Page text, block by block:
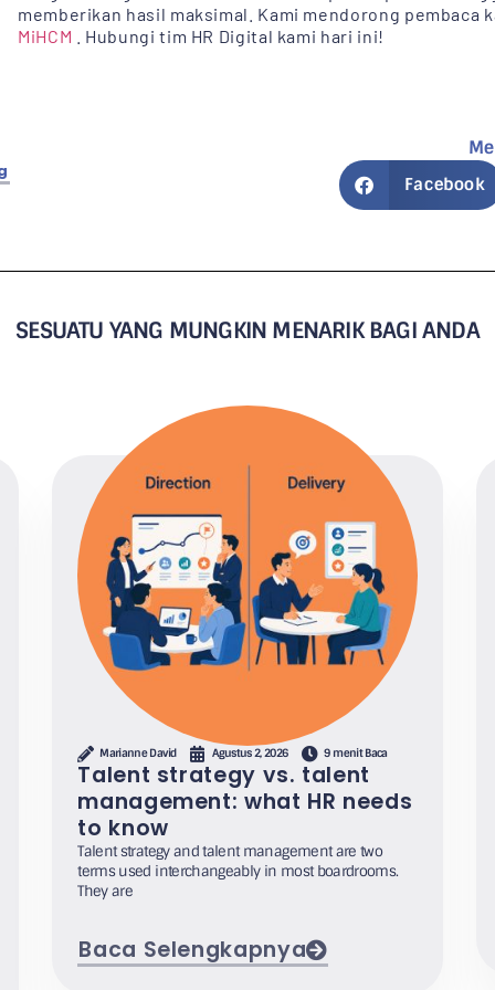
memberikan hasil maksimal. Kami mendorong pembaca
MiHCM
. Hubungi tim HR Digital kami hari ini!
Facebook
SESUATU YANG MUNGKIN MENARIK BAGI ANDA
Marianne David Agustus 2, 2026 9 menit Baca
Talent strategy vs. talent
management: what HR needs
to know
Talent strategy and talent management are two
terms used interchangeably in most boardrooms.
They are
Baca Selengkapnya